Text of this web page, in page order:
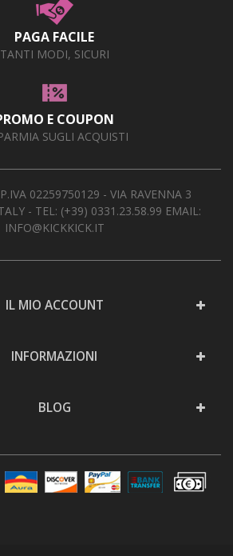
PAGA FACILE
TANTI MODI, SICURI
E COUPON
SUGLI ACQUISTI
02259750129 - VIA RAVENNA 3
- TEL: (+39) 0331.23.58.99 EMAIL:
INFO@KICKKICK.IT
IL MIO ACCOUNT
INFORMAZIONI
BLOG